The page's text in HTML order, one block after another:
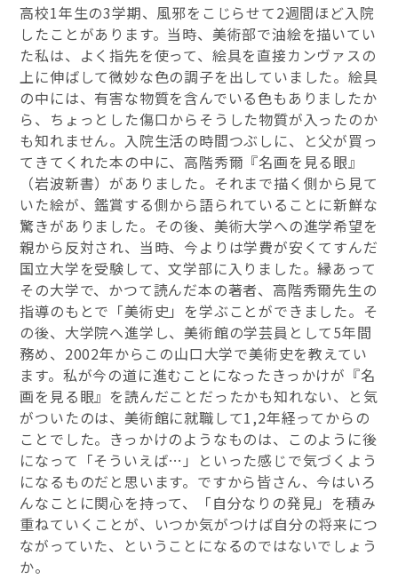
高校1年生の3学期、風邪をこじらせて2週間ほど入院
したことがあります。当時、美術部で油絵を描いてい
た私は、よく指先を使って、絵具を直接カンヴァスの
上に伸ばして微妙な色の調子を出していました。絵具
の中には、有害な物質を含んでいる色もありましたか
ら、ちょっとした傷口からそうした物質が入ったのか
も知れません。入院生活の時間つぶしに、と父が買っ
てきてくれた本の中に、高階秀爾『名画を見る眼』
（岩波新書）がありました。それまで描く側から見て
いた絵が、鑑賞する側から語られていることに新鮮な
驚きがありました。その後、美術大学への進学希望を
親から反対され、当時、今よりは学費が安くてすんだ
国立大学を受験して、文学部に入りました。縁あって
その大学で、かつて読んだ本の著者、高階秀爾先生の
指導のもとで「美術史」を学ぶことができました。そ
の後、大学院へ進学し、美術館の学芸員として5年間
務め、2002年からこの山口大学で美術史を教えてい
ます。私が今の道に進むことになったきっかけが『名
画を見る眼』を読んだことだったかも知れない、と気
がついたのは、美術館に就職して1,2年経ってからの
ことでした。きっかけのようなものは、このように後
になって「そういえば…」といった感じで気づくよう
になるものだと思います。ですから皆さん、今はいろ
んなことに関心を持って、「自分なりの発見」を積み
重ねていくことが、いつか気がつけば自分の将来につ
ながっていた、ということになるのではないでしょう
か。